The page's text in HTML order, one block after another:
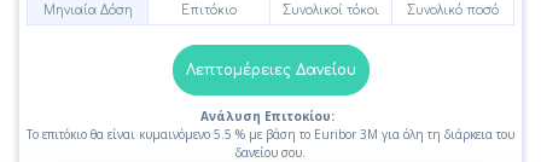
Μηνιαία Δόση Επιτόκιο Συνολικοί τόκοι Συνολικό ποσό
Λεπτομέρειες Δανείου
Ανάλυση Επιτοκίου:
Το επιτόκιο θα είναι κυμαινόμενο 5.5 % με βάση το Euribor 3M για όλη τη διάρκεια του
δανείου σου.